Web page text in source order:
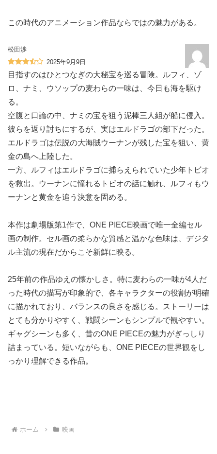
この時代のアニメーション作品ならではの魅力がある。
松田渉
2025年9月9日
目指すのはひとつなぎの大秘宝を巡る冒険。ルフィ、ゾ
ロ、ナミ、ウソップの麦わらの一味は、今日も海を駆け
る。
空腹と口論の中、ナミの宝を狙う泥棒三人組が船に侵入。
彼らを返り討ちにするが、実はエルドラゴの部下だった。
エルドラゴは伝説の大海賊ウーナンが残した宝を狙い、黄
金の島へ上陸した。
一方、ルフィはエルドラゴに捕らえられていた少年トビオ
を救出。ウーナンに憧れるトビオの話に触れ、ルフィもウ
ーナンと黄金を追う決意を固める。
本作は劇場版第1作で、ONE PIECE映画で唯一全編セル
画の制作。セル画の柔らかな質感と温かな色味は、デジタ
ル主流の現在だからこそ新鮮に映る。
25年前の作品ゆえの懐かしさ。特に麦わらの一味が4人だ
った時代の描写が印象的で、各キャラクターの役割が明確
に描かれており、バランスの良さを感じる。ストーリーは
とても分かりやすく、戦闘シーンもシンプルで観やすい。
ギャグシーンも多く、昔のONE PIECEの魅力がぎっしり
詰まっている。短いながらも、ONE PIECEの世界観をし
っかり理解できる作品。
ホーム 映画